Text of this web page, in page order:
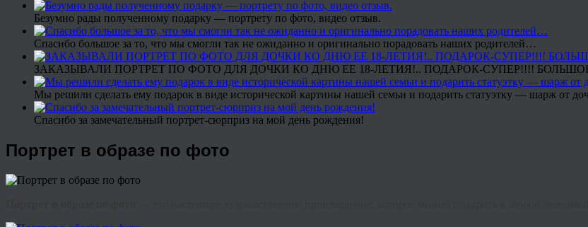
Безумно рады полученному подарку — портрету по фото, видео отзыв.
Спасибо большое за то, что мы смогли так не ожиданно и оригинально порадовать наших родителей…
ЗАКАЗЫВАЛИ ПОРТРЕТ ПО ФОТО ДЛЯ ДОЧКИ КО ДНЮ ЕЕ 18-ЛЕТИЯ!.. ПОДАРОК-СУПЕР!!!!
Мы решили сделать ему подарок в виде исторической картины нашей семьи и подарить статуэтку — шарж от
Спасибо за замечательный портрет-сюрприз на мой день рождения!
Портрет в образе по фото